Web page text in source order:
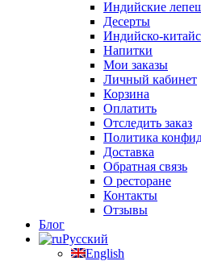
Индийские
Десерты
Индийско-
Напитки
Мои заказы
Личный кабинет
Корзина
Оплатить
Отследить заказ
Политика
Доставка
Обратная связь
О ресторане
Контакты
Отзывы
Блог
Русский
English